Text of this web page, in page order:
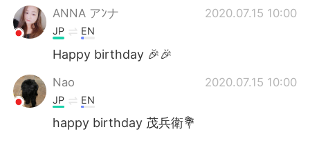
ANNA アﾝナ 2020.07.15 10:00
JP EN
Happy birthday 🎉🎉
Nao 2020.07.15 10:00
JP EN
happy birthday 茂兵衛💐